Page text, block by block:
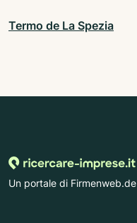
Termo de La Spezia
Un portale di Firmenweb.de